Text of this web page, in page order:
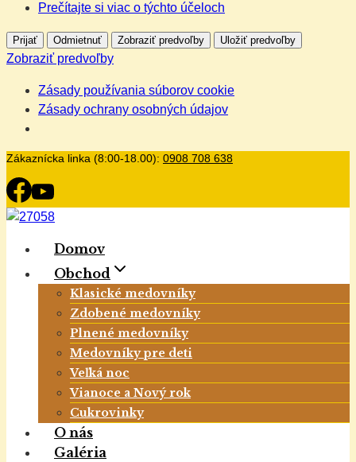
Prečítajte si viac o týchto účeloch
Prijať Odmietnuť Zobraziť predvoľby Uložiť predvoľby
Zobraziť predvoľby
Zásady používania súborov cookie
Zásady ochrany osobných údajov
Skip
to
content
Zákaznícka linka (8:00-18.00): 0908 708 638
Domov
Obchod
Klasické medovníky
Zdobené medovníky
Plnené medovníky
Medovníky pre deti
Veľká noc
Vianoce a Nový rok
Cukrovinky
O nás
Galéria